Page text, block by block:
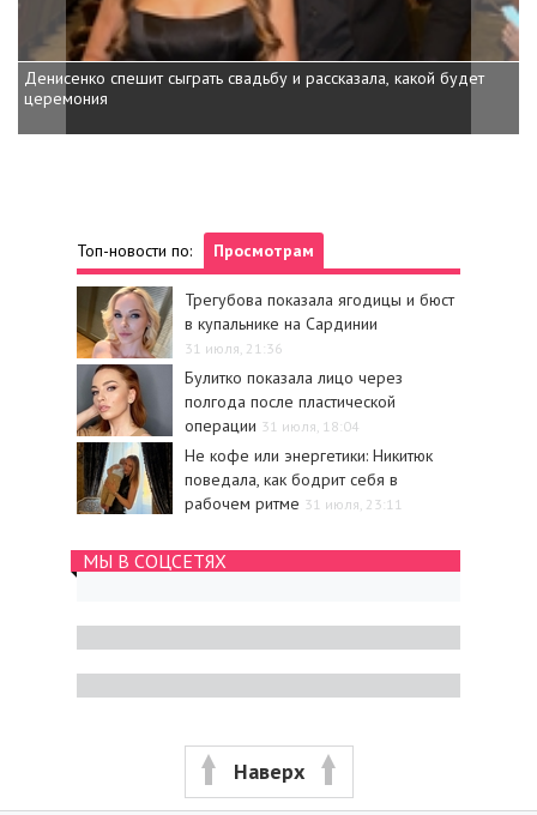
Денисенко спешит сыграть свадьбу и рассказала, какой будет
церемония
Топ-новости по: Просмотрам
Трегубова показала ягодицы и бюст
в купальнике на Сардинии
31 июля, 21:36
Булитко показала лицо через
полгода после пластической
операции 31 июля, 18:04
Не кофе или энергетики: Никитюк
поведала, как бодрит себя в
рабочем ритме 31 июля, 23:11
МЫ В СОЦСЕТЯХ
Наверх